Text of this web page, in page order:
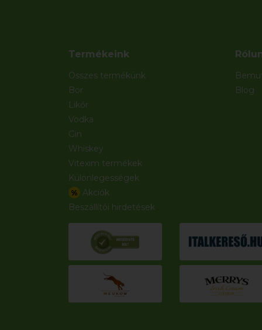
Termékeink
Összes termékünk
Bor
Likőr
Vodka
Gin
Whiskey
Vitexim termékek
Különlegességek
% Akciók
Beszállítói hirdetések
Blog